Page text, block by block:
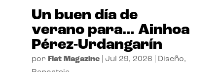
Un buen día de
verano para… Ainhoa
Pérez-Urdangarín
por Flat Magazine| Jul 29, 2026 Diseño,